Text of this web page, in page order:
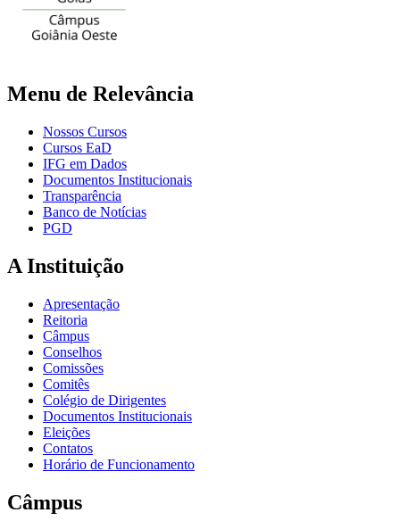
Menu de Relevância
Nossos Cursos
Cursos EaD
IFG em Dados
Documentos Institucionais
Transparência
Banco de Notícias
PGD
A Instituição
Apresentação
Reitoria
Câmpus
Conselhos
Comissões
Comitês
Colégio de Dirigentes
Documentos Institucionais
Eleições
Contatos
Horário de Funcionamento
Câmpus